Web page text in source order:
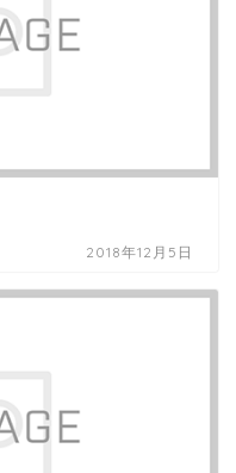
2018年12月5日